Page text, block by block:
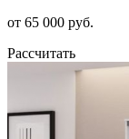
от 65 000 руб.
Рассчитать